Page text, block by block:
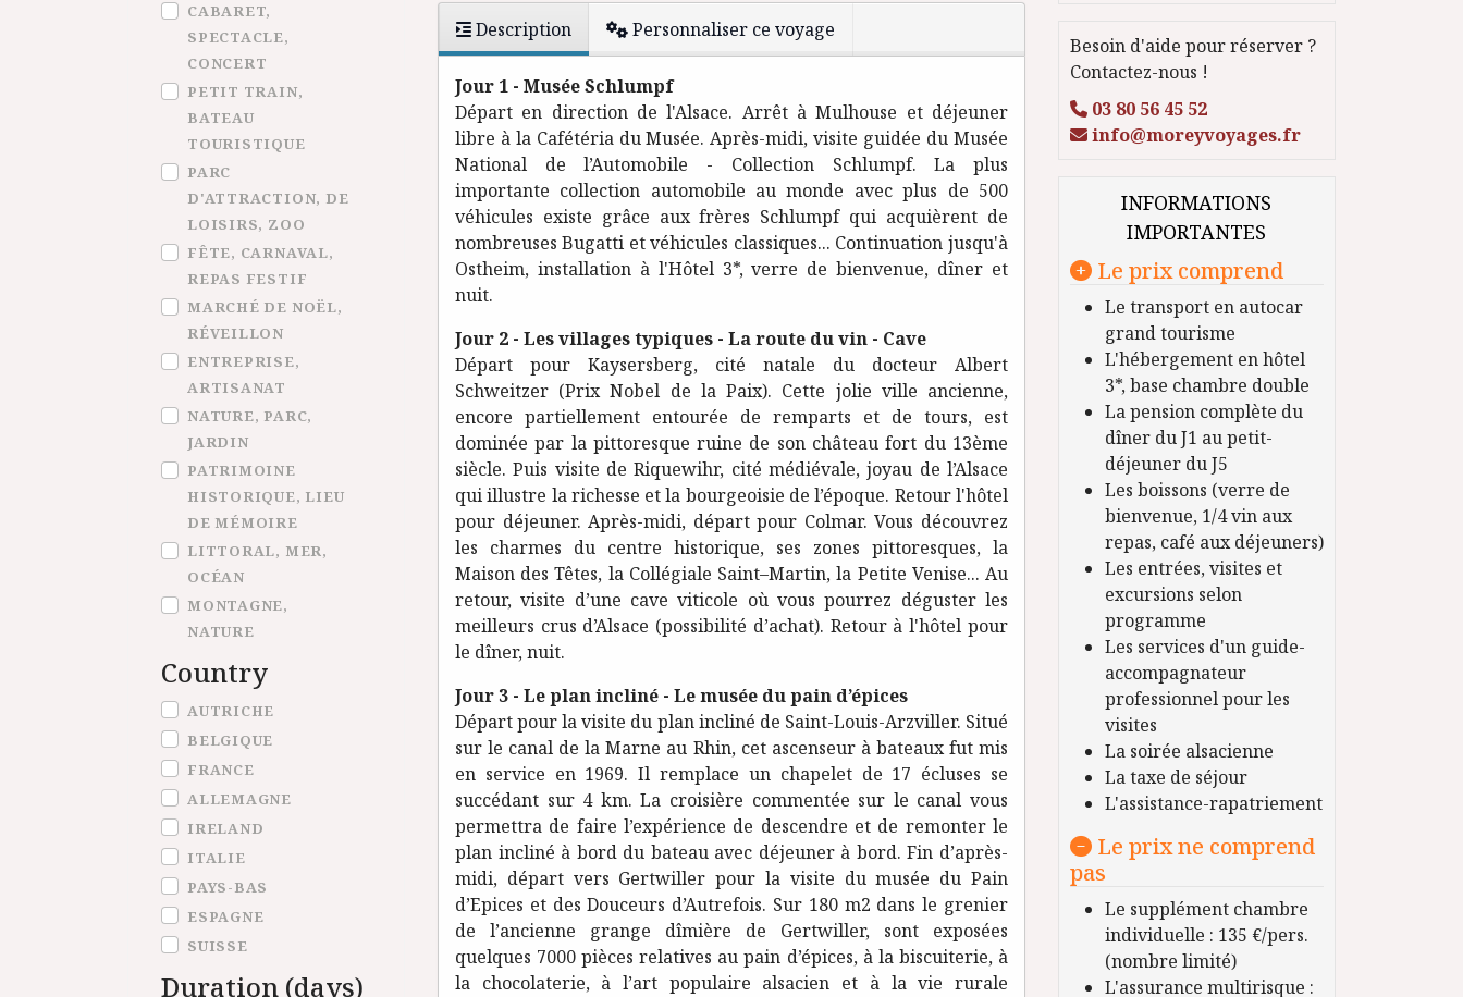
CABARET,
SPECTACLE,
CONCERT
PETIT TRAIN,
BATEAU
TOURISTIQUE
PARC
D'ATTRACTION, DE
LOISIRS, ZOO
FÊTE, CARNAVAL,
REPAS FESTIF
MARCHÉ DE NOËL,
RÉVEILLON
ENTREPRISE,
ARTISANAT
NATURE, PARC,
JARDIN
PATRIMOINE
HISTORIQUE, LIEU
DE MÉMOIRE
LITTORAL, MER,
OCÉAN
MONTAGNE,
NATURE
Country
Country
AUTRICHE
BELGIQUE
FRANCE
ALLEMAGNE
IRELAND
ITALIE
PAYS-BAS
ESPAGNE
SUISSE
Duration (days)
Description Personnaliser ce voyage
Jour 1 - Musée Schlumpf
Départ en direction de l'Alsace. Arrêt à Mulhouse et déjeuner
libre à la Cafétéria du Musée. Après-midi, visite guidée du Musée
National de l’Automobile - Collection Schlumpf. La plus
importante collection automobile au monde avec plus de 500
véhicules existe grâce aux frères Schlumpf qui acquièrent de
nombreuses Bugatti et véhicules classiques... Continuation jusqu'à
Ostheim, installation à l'Hôtel 3*, verre de bienvenue, dîner et
nuit.
Jour 2 - Les villages typiques - La route du vin - Cave
Départ pour Kaysersberg, cité natale du docteur Albert
Schweitzer (Prix Nobel de la Paix). Cette jolie ville ancienne,
encore partiellement entourée de remparts et de tours, est
dominée par la pittoresque ruine de son château fort du 13ème
siècle. Puis visite de Riquewihr, cité médiévale, joyau de l’Alsace
qui illustre la richesse et la bourgeoisie de l’époque. Retour l'hôtel
pour déjeuner. Après-midi, départ pour Colmar. Vous découvrez
les charmes du centre historique, ses zones pittoresques, la
Maison des Têtes, la Collégiale Saint–Martin, la Petite Venise... Au
retour, visite d’une cave viticole où vous pourrez déguster les
meilleurs crus d’Alsace (possibilité d’achat). Retour à l'hôtel pour
le dîner, nuit.
Jour 3 - Le plan incliné - Le musée du pain d’épices
Départ pour la visite du plan incliné de Saint-Louis-Arzviller. Situé
sur le canal de la Marne au Rhin, cet ascenseur à bateaux fut mis
en service en 1969. Il remplace un chapelet de 17 écluses se
succédant sur 4 km. La croisière commentée sur le canal vous
permettra de faire l’expérience de descendre et de remonter le
plan incliné à bord du bateau avec déjeuner à bord. Fin d’après-
midi, départ vers Gertwiller pour la visite du musée du Pain
d’Epices et des Douceurs d’Autrefois. Sur 180 m2 dans le grenier
de l’ancienne grange dîmière de Gertwiller, sont exposées
quelques 7000 pièces relatives au pain d’épices, à la biscuiterie, à
la chocolaterie, à l’art populaire alsacien et à la vie rurale
Besoin d'aide pour réserver ?
Contactez-nous !
03 80 56 45 52
info@moreyvoyages.fr
INFORMATIONS
IMPORTANTES
Le prix comprend
Le transport en autocar
grand tourisme
L'hébergement en hôtel
3*, base chambre double
La pension complète du
dîner du J1 au petit-
déjeuner du J5
Les boissons (verre de
bienvenue, 1/4 vin aux
repas, café aux déjeuners)
Les entrées, visites et
excursions selon
programme
Les services d'un guide-
accompagnateur
professionnel pour les
visites
La soirée alsacienne
La taxe de séjour
L'assistance-rapatriement
Le prix ne comprend
pas
Le supplément chambre
individuelle : 135 €/pers.
(nombre limité)
L'assurance multirisque :